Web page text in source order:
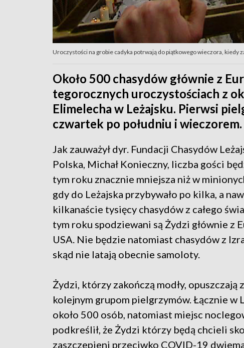
Uroczystości na grobie cadyka potrwają do piątkowego wieczora, kiedy
Około 500 chasydów głównie z
tegorocznych uroczystościach z
Elimelecha w Leżajsku. Pierwsi
czwartek po południu i wieczorem.
Jak zauważył dyr. Fundacji Chasydów
Polska, Michał Konieczny, liczba gości
tym roku znacznie mniejsza niż w
gdy do Leżajska przybywało po kilka, a
kilkanaście tysięcy chasydów z całego
tym roku spodziewani są Żydzi głównie z
USA. Nie będzie natomiast chasydów z
skąd nie latają obecnie samoloty.
Żydzi, którzy zakończą modły, opuszczają
kolejnym grupom pielgrzymów. Łącznie w
około 500 osób, natomiast miejsc
podkreślił, że Żydzi którzy będą chcieli
zaszczepieni przeciwko COVID-19